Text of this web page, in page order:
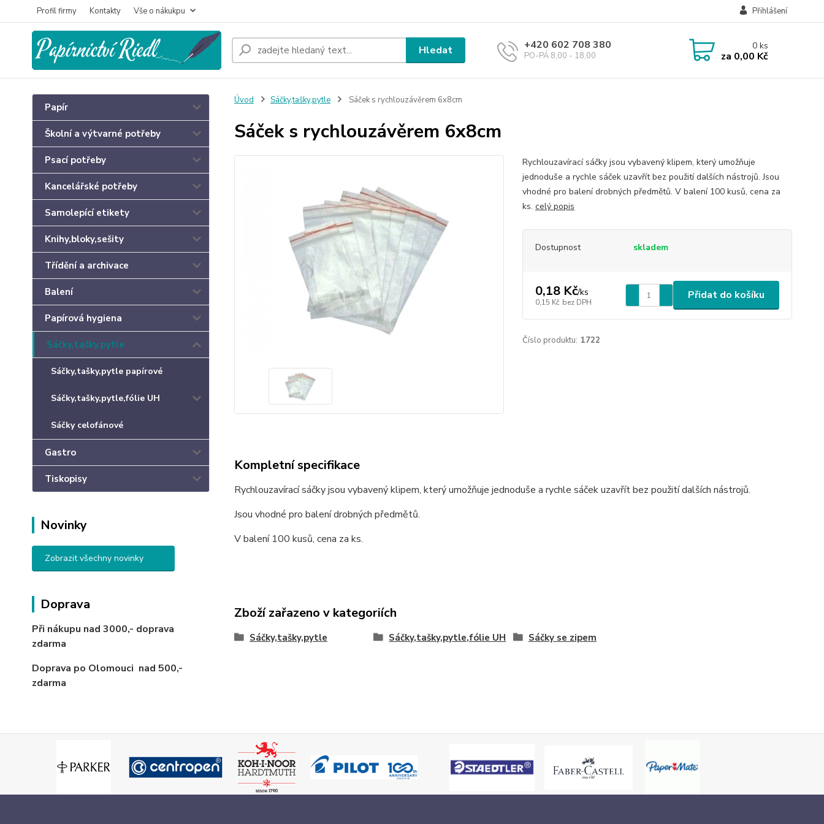
Profil firmy Kontakty Vše o nákukpu Přihlášení
Hledat +420 602 708 380
PO-PÁ 8,00 - 18,00
0ks
za 0,00 Kč
Papír
Školní a výtvarné potřeby
Psací potřeby
Kancelářské potřeby
Samolepící etikety
Knihy,bloky,sešity
Třídění a archivace
Balení
Papírová hygiena
Sáčky,tašky,pytle
Sáčky,tašky,pytle papírové
Sáčky,tašky,pytle,fólie UH
Sáčky celofánové
Gastro
Tiskopisy
Novinky
Zobrazit všechny novinky
Doprava
Při nákupu nad 3000,- doprava
zdarma
Doprava po Olomouci nad 500,-
zdarma
Úvod Sáčky,tašky,pytle Sáček s rychlouzávěrem 6x8cm
Sáček s rychlouzávěrem 6x8cm
Rychlouzavírací sáčky jsou vybavený klipem, který umožňuje
jednoduše a rychle sáček uzavřít bez použití dalších nástrojů. Jsou
vhodné pro balení drobných předmětů. V balení 100 kusů, cena za
ks. celý popis
Dostupnost skladem
0,18 Kč/ks
0,15 Kč bez DPH
Přidat do košíku
Číslo produktu: 1722
Kompletní specifikace
Rychlouzavírací sáčky jsou vybavený klipem, který umožňuje jednoduše a rychle sáček uzavřít bez použití dalších nástrojů.
Jsou vhodné pro balení drobných předmětů.
V balení 100 kusů, cena za ks.
Zboží zařazeno v kategoriích
Sáčky,tašky,pytle Sáčky,tašky,pytle,fólie UH Sáčky se zipem